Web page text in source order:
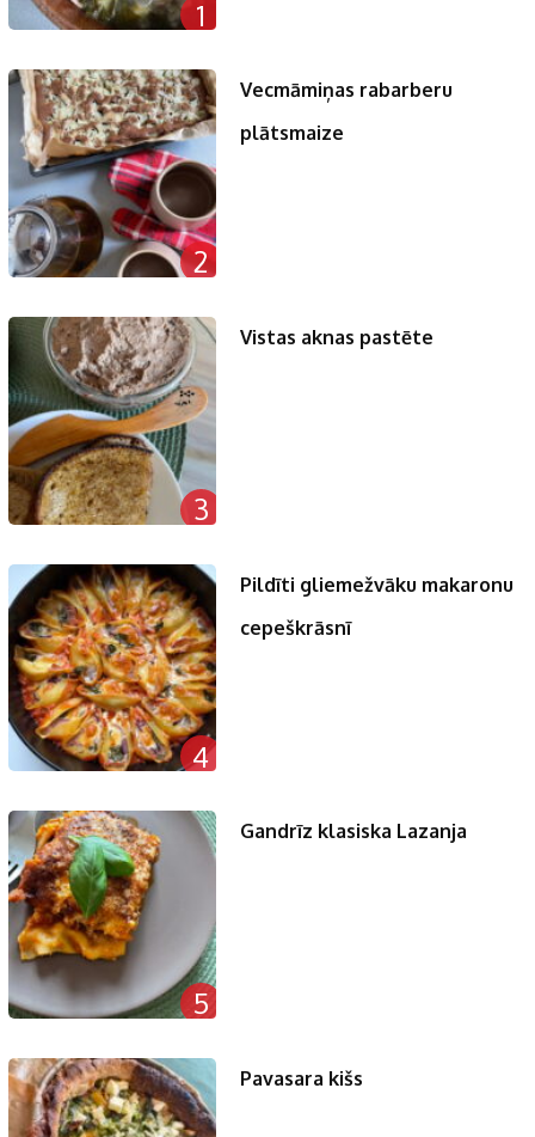
1
2
Vecmāmiņas rabarberu
plātsmaize
3
Vistas aknas pastēte
4
Pildīti gliemežvāku makaronu
cepeškrāsnī
5
Gandrīz klasiska Lazanja
Pavasara kišs